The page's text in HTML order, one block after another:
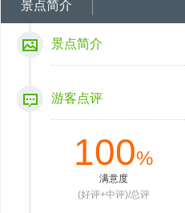
景点简介
景点简介
游客点评
100%
满意度
(好评+中评)/总评